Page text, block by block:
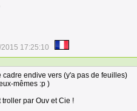
2015 17:25:10
cadre endive vers (y'a pas de feuilles)
mêmes :p )
troller par Ouv et Cie !